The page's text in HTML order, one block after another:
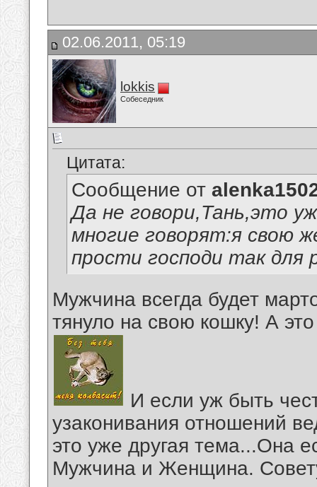
02.06.2011, 05:19
lokkis
Собеседник
Цитата:
Сообщение от
Да не говори,Тань,это
многие говорят:я свою
прости господи так для
Мужчина всегда будет
тянуло на свою кошку! А
И если уж быть
узаконивания отношений
это уже другая тема...Она
Мужчина и Женщина.